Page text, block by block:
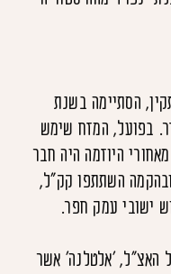
הסתיימה בשנת
הדר. בפועל, המזח שימש
היוזמה היה חבר
השתתפו קק"ל,
ישובי עמק חפר.
האצ"ל, 'אלטלנה' אשר